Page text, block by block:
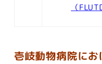
（
壱岐動物病院に